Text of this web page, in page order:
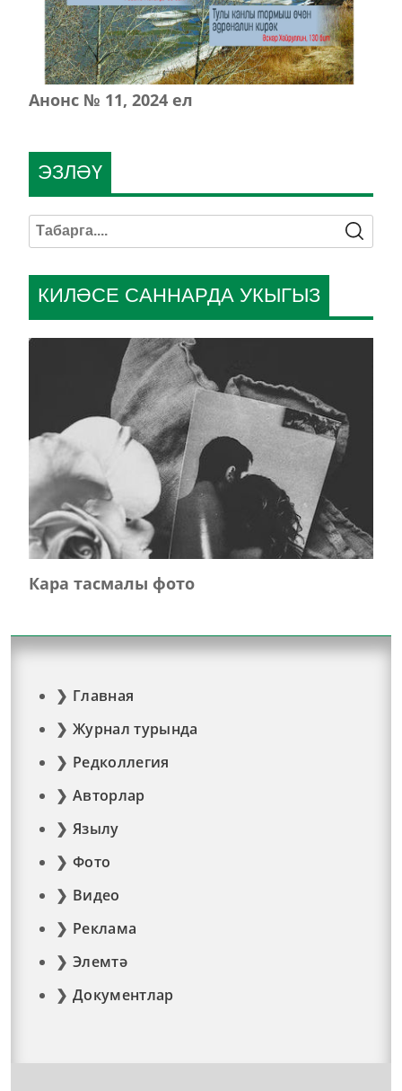
Анонс № 11, 2024 ел
КИЛӘСЕ САННАРДА УКЫГЫЗ
Кара тасмалы фото
ЭЗЛӘҮ
Главная
Журнал турында
Редколлегия
Авторлар
Язылу
Фото
Видео
Реклама
Элемтә
Документлар